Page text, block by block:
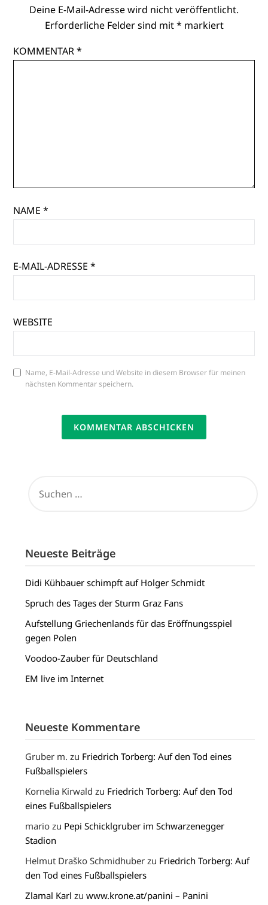
Deine E-Mail-Adresse wird nicht veröffentlicht.
Erforderliche Felder sind mit* markiert
KOMMENTAR*
NAME*
E-MAIL-ADRESSE*
WEBSITE
Name, E-Mail-Adresse und Website in diesem Browser für meinen
nächsten Kommentar speichern.
NACH:
Neueste Beiträge
Didi Kühbauer schimpft auf Holger Schmidt
Spruch des Tages der Sturm Graz Fans
Aufstellung Griechenlands für das Eröffnungsspiel
gegen Polen
Voodoo-Zauber für Deutschland
EM live im Internet
Neueste Kommentare
Gruber m. zu Friedrich Torberg: Auf den Tod eines
Fußballspielers
Kornelia Kirwald zu Friedrich Torberg: Auf den Tod
eines Fußballspielers
mario zu Pepi Schicklgruber im Schwarzenegger
Stadion
Helmut Draško Schmidhuber zu Friedrich Torberg: Auf
den Tod eines Fußballspielers
Zlamal Karl zuwww.krone.at/panini – Panini